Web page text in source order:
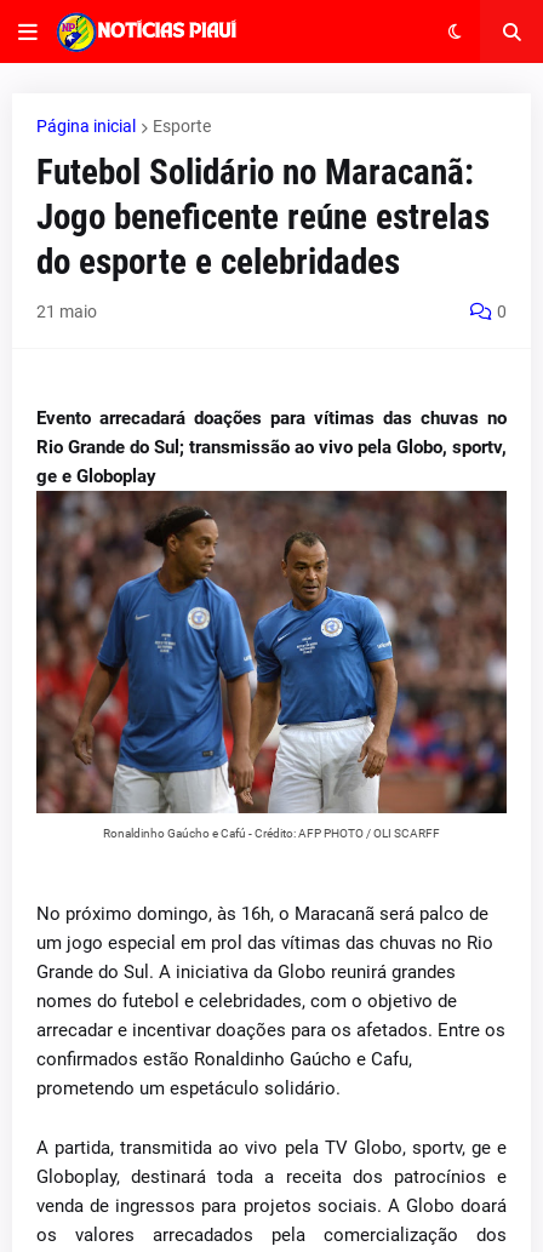
Página inicial Esporte
Futebol Solidário no Maracanã:
Jogo beneficente reúne estrelas
do esporte e celebridades
21 maio 0
Evento arrecadará doações para vítimas das chuvas no
Rio Grande do Sul; transmissão ao vivo pela Globo, sportv,
ge e Globoplay
Ronaldinho Gaúcho e Cafú - Crédito: AFP PHOTO / OLI SCARFF
No próximo domingo, às 16h, o Maracanã será palco de
um jogo especial em prol das vítimas das chuvas no Rio
Grande do Sul. A iniciativa da Globo reunirá grandes
nomes do futebol e celebridades, com o objetivo de
arrecadar e incentivar doações para os afetados. Entre os
confirmados estão Ronaldinho Gaúcho e Cafu,
prometendo um espetáculo solidário.
A partida, transmitida ao vivo pela TV Globo, sportv, ge e
Globoplay, destinará toda a receita dos patrocínios e
venda de ingressos para projetos sociais. A Globo doará
os valores arrecadados pela comercialização dos